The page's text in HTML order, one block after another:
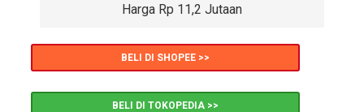
Harga Rp 11,2 Jutaan
BELI DI SHOPEE >>
BELI DI TOKOPEDIA >>